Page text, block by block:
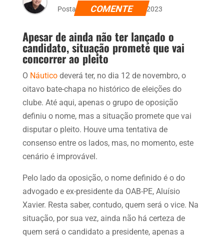
Postado dia 7 de outubro de 2023
COMENTE
Apesar de ainda não ter lançado o
candidato, situação promete que vai
concorrer ao pleito
O Náutico deverá ter, no dia 12 de novembro, o
oitavo bate-chapa no histórico de eleições do
clube. Até aqui, apenas o grupo de oposição
definiu o nome, mas a situação promete que vai
disputar o pleito. Houve uma tentativa de
consenso entre os lados, mas, no momento, este
cenário é improvável.
Pelo lado da oposição, o nome definido é o do
advogado e ex-presidente da OAB-PE, Aluísio
Xavier. Resta saber, contudo, quem será o vice. Na
situação, por sua vez, ainda não há certeza de
quem será o candidato a presidente, apenas a